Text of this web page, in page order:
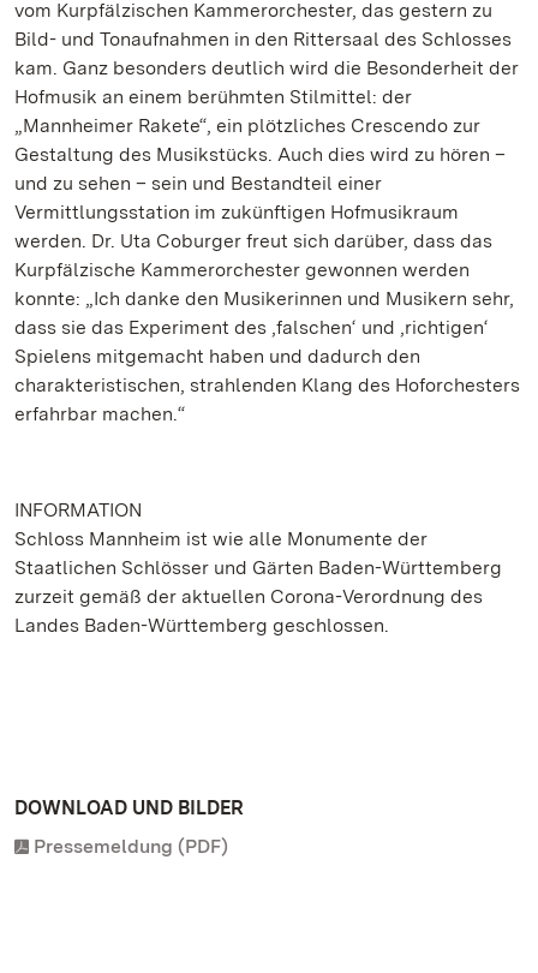
vom Kurpfälzischen Kammerorchester, das gestern zu
Bild- und Tonaufnahmen in den Rittersaal des Schlosses
kam. Ganz besonders deutlich wird die Besonderheit der
Hofmusik an einem berühmten Stilmittel: der
„Mannheimer Rakete“, ein plötzliches Crescendo zur
Gestaltung des Musikstücks. Auch dies wird zu hören –
und zu sehen – sein und Bestandteil einer
Vermittlungsstation im zukünftigen Hofmusikraum
werden. Dr. Uta Coburger freut sich darüber, dass das
Kurpfälzische Kammerorchester gewonnen werden
konnte: „Ich danke den Musikerinnen und Musikern sehr,
dass sie das Experiment des ‚falschen‘ und ‚richtigen‘
Spielens mitgemacht haben und dadurch den
charakteristischen, strahlenden Klang des Hoforchesters
erfahrbar machen.“
INFORMATION
Schloss Mannheim ist wie alle Monumente der
Staatlichen Schlösser und Gärten Baden-Württemberg
zurzeit gemäß der aktuellen Corona-Verordnung des
Landes Baden-Württemberg geschlossen.
DOWNLOAD UND BILDER
Pressemeldung (PDF)